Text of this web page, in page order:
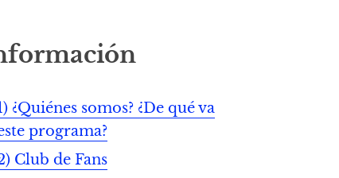
¿Quiénes somos? ¿De qué va
programa?
Club de Fans